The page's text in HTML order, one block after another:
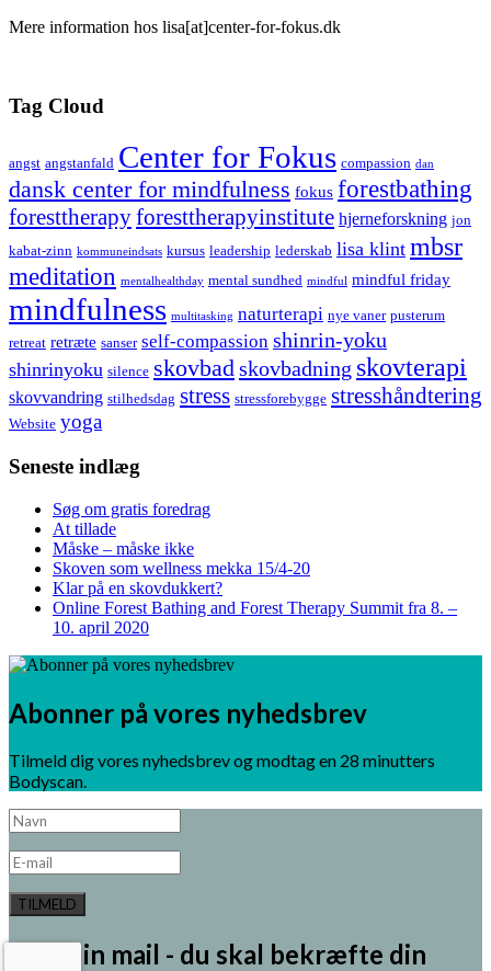
Mere information hos lisa[at]center-for-fokus.dk
Tag Cloud
angst angstanfald Center for Fokus compassion dan
dansk center for mindfulness fokus forestbathing
foresttherapyforesttherapyinstitute hjerneforskning jon
kabat-zinn kommuneindsats kursus leadership lederskab lisa klint mbsr
meditation mentalhealthday mental sundhed mindful mindful friday
mindfulness multitasking naturterapi nye vaner pusterum
retreat retræte sanser self-compassion shinrin-yoku
shinrinyoku silence skovbadskovbadning skovterapi
skovvandring stilhedsdag stress stressforebygge stresshåndtering
Website yoga
Seneste indlæg
Søg om gratis foredrag
At tillade
Måske – måske ikke
Skoven som wellness mekka 15/4-20
Klar på en skovdukkert?
Online Forest Bathing and Forest Therapy Summit fra 8. –
10. april 2020
Abonner på vores nyhedsbrev
Tilmeld dig vores nyhedsbrev og modtag en 28 minutters
Bodyscan.
TILMELD
Tjek din mail - du skal bekræfte din